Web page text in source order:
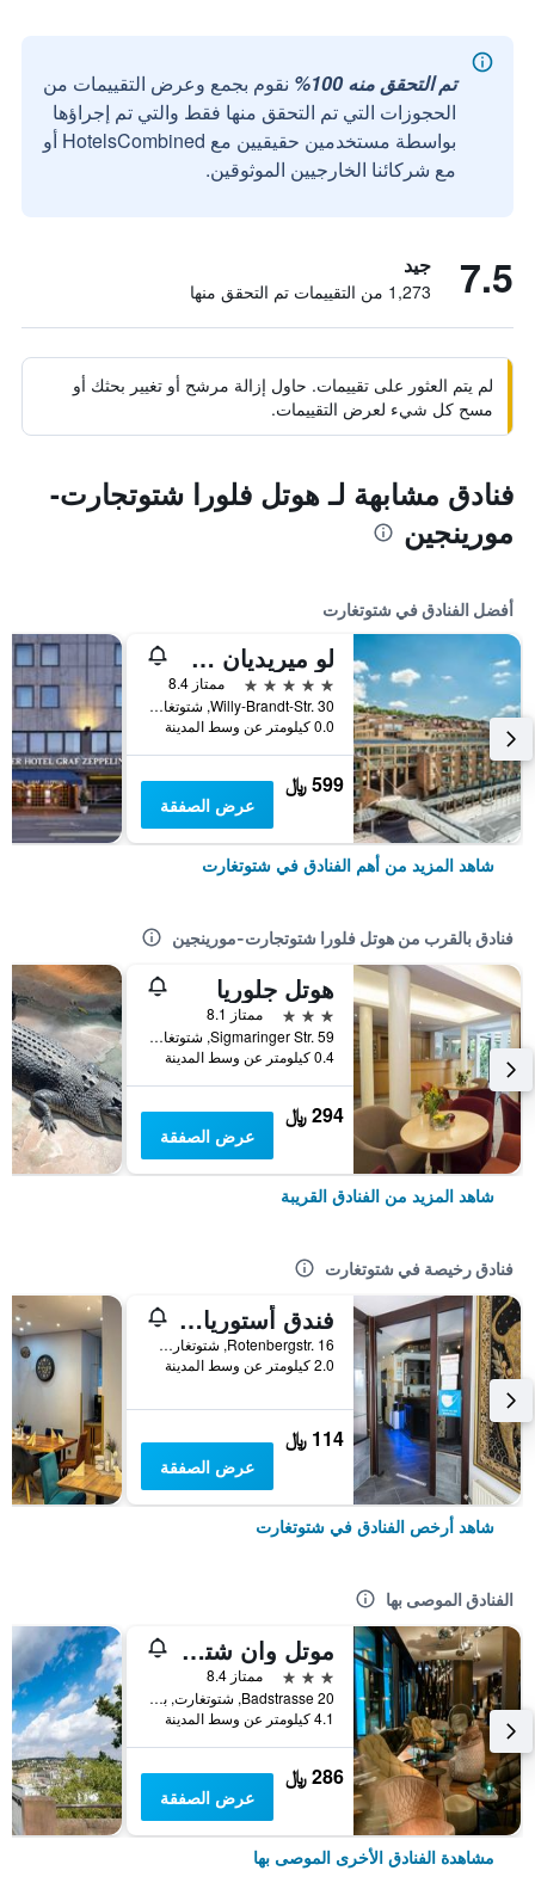
تم التحقق منه 100%
نقوم بجمع وعرض التقييمات من
الحجوزات التي تم التحقق منها فقط والتي تم إجراؤها
بواسطة مستخدمين حقيقيين مع HotelsCombined أو
مع شركائنا الخارجيين الموثوقين.
7.5 جيد
1,273 من التقييمات تم التحقق منها
لم يتم العثور على تقييمات. حاول إزالة مرشح أو تغيير بحثك أو
مسح كل شيء لعرض التقييمات.
فنادق مشابهة لـ هوتل فلورا شتوتجارت-
مورينجين
أفضل الفنادق في شتوتغارت
لو ميريديان شتوتغارت
5 نجوم
ممتاز 8.4
Willy-Brandt-Str. 30, شتوتغارت, بادن - فورتمبيرغ, ألمانيا
0.0 كيلومتر عن وسط المدينة
599 ﷼
عرض الصفقة
شاهد المزيد من أهم الفنادق في شتوتغارت
فنادق بالقرب من هوتل فلورا شتوتجارت-مورينجين
هوتل جلوريا
3 نجوم
ممتاز 8.1
Sigmaringer Str. 59, شتوتغارت, بادن - فورتمبيرغ, ألمانيا
0.4 كيلومتر عن وسط المدينة
294 ﷼
عرض الصفقة
شاهد المزيد من الفنادق القريبة
فنادق رخيصة في شتوتغارت
فندق أستوريا ام اوراخبلاتس
Rotenbergstr. 16, شتوتغارت, بادن - فورتمبيرغ, ألمانيا
2.0 كيلومتر عن وسط المدينة
114 ﷼
عرض الصفقة
شاهد أرخص الفنادق في شتوتغارت
الفنادق الموصى بها
موتل وان شتوتغارت باد كانستات
3 نجوم
ممتاز 8.4
Badstrasse 20, شتوتغارت, بادن - فورتمبيرغ, ألمانيا
4.1 كيلومتر عن وسط المدينة
286 ﷼
عرض الصفقة
مشاهدة الفنادق الأخرى الموصى بها